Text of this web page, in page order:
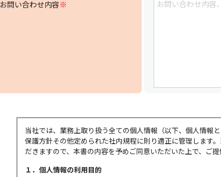
お問い合わせ内容※
当社では、業務上取り扱う全ての個人情報（以下、個人情報
保護方針その他定められた社内規程に則り適正に管理します
だきますので、本書の内容を予めご同意いただいた上で、ご
１．個人情報の利用目的